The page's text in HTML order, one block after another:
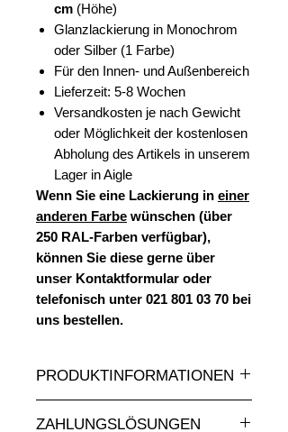
cm (Höhe)
Glanzlackierung in Monochrom
oder Silber (1 Farbe)
Für den Innen- und Außenbereich
Lieferzeit: 5-8 Wochen
Versandkosten je nach Gewicht
oder Möglichkeit der kostenlosen
Abholung des Artikels in unserem
Lager in Aigle
Wenn Sie eine Lackierung in einer
anderen Farbe wünschen (über
250 RAL-Farben verfügbar),
können Sie diese gerne über
unser Kontaktformular oder
telefonisch unter 021 801 03 70 bei
uns bestellen.
PRODUKTINFORMATIONEN
ZAHLUNGSLÖSUNGEN